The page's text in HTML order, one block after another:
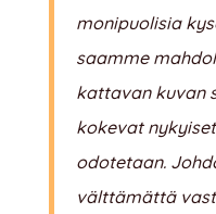
monipuolisia
saamme
kattavan kuvan
kokevat
odotetaan.
välttämättä